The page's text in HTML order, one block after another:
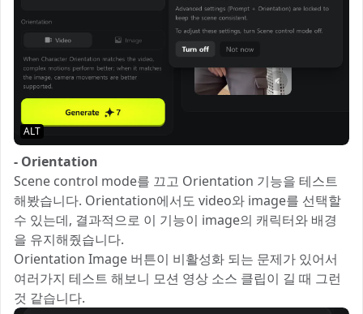
ALT
- Orientation
Scene control mode를 끄고 Orientation 기능을 테스트
해봤습니다. Orientation에서도 video와 image를 선택할
수 있는데, 결과적으로 이 기능이 image의 캐릭터와 배경
을 유지해줬습니다.
Orientation Image 버튼이 비활성화 되는 문제가 있어서
여러가지 테스트 해보니 모션 영상 소스 클립이 길 때 그런
것 같습니다.